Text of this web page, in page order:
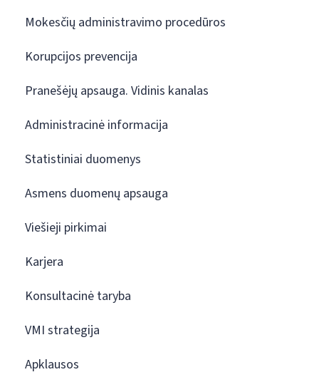
Mokesčių administravimo procedūros
Korupcijos prevencija
Pranešėjų apsauga. Vidinis kanalas
Administracinė informacija
Statistiniai duomenys
Asmens duomenų apsauga
Viešieji pirkimai
Karjera
Konsultacinė taryba
VMI strategija
Apklausos